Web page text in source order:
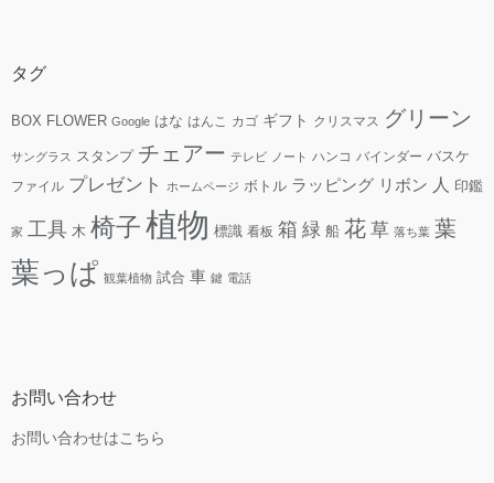
タグ
BOX FLOWER Google はな はんこ カゴ ギフト クリスマス グリーン
サングラス スタンプ チェアー テレビ ノート ハンコ バインダー バスケ
ファイル プレゼント ホームページ ボトル ラッピング リボン 人 印鑑
家 工具 木 椅子植物 標識 看板 箱 緑 船 花 草 落ち葉 葉
葉っぱ 観葉植物 試合 車 鍵 電話
お問い合わせ
お問い合わせはこちら